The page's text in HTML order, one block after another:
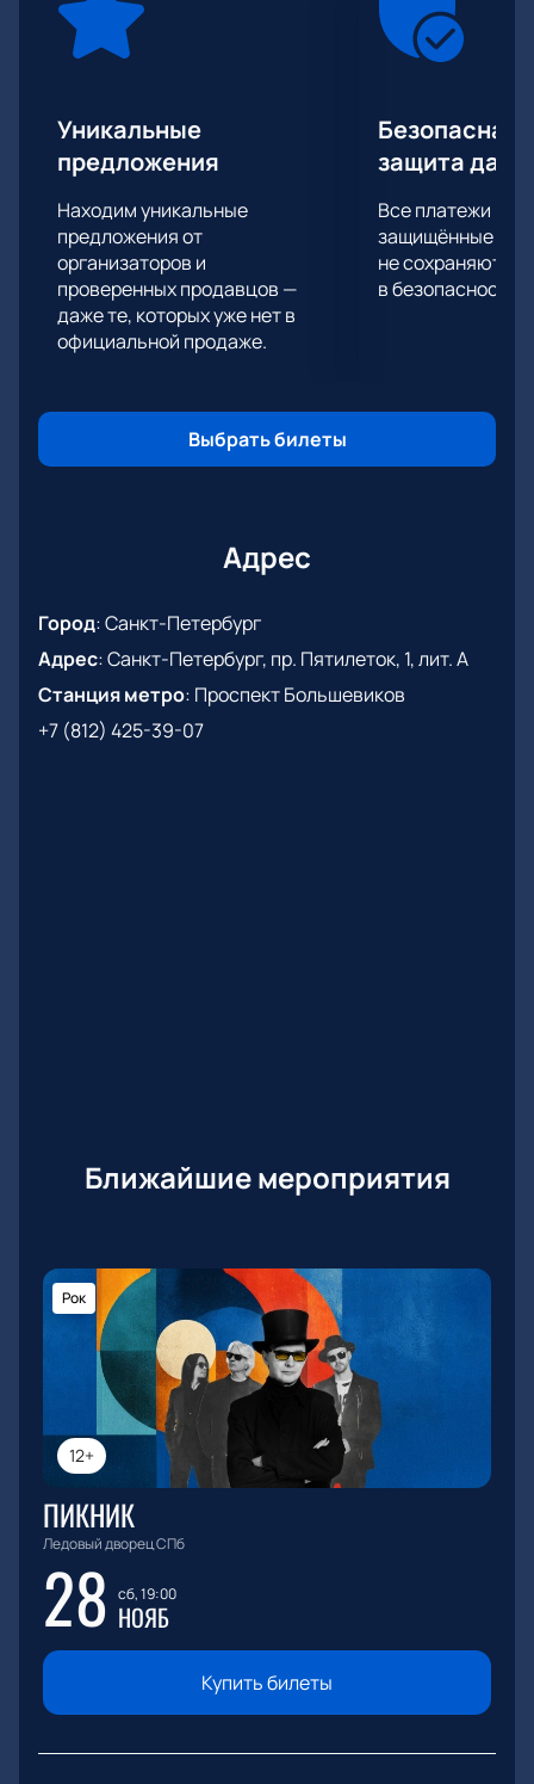
Уникальные
предложения
Находим уникальные
предложения от
организаторов и
проверенных продавцов —
даже те, которых уже нет в
официальной продаже.
Безопасная
защита
Все платежи
защищённые
не сохраняются
в безопасности.
Выбрать билеты
Адрес
Город:Санкт-Петербург
Адрес:Санкт-Петербург, пр. Пятилеток, 1, лит. А
Станция метро: Проспект Большевиков
+7 (812) 425-39-07
Ближайшие мероприятия
12+
Рок
ПИКНИК
Ледовый дворец СПб
28 сб, 19:00
НОЯБ
Купить билеты